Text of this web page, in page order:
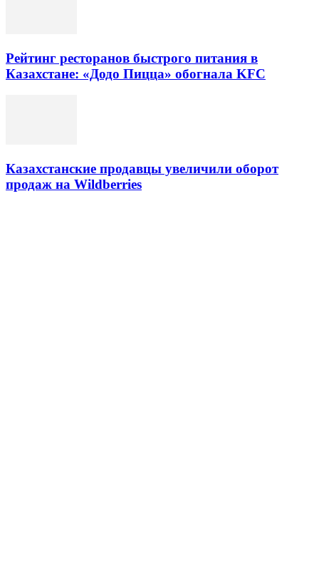
Рейтинг ресторанов быстрого питания в
Казахстане: «Додо Пицца» обогнала KFC
Казахстанские продавцы увеличили оборот
продаж на Wildberries